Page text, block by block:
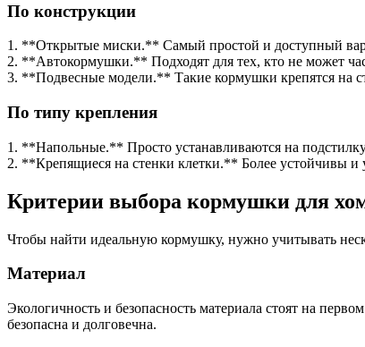
По конструкции
1. **Открытые миски.** Самый простой и доступный
2. **Автокормушки.** Подходят для тех, кто не может
3. **Подвесные модели.** Такие кормушки крепятся на
По типу крепления
1. **Напольные.** Просто устанавливаются на
2. **Крепящиеся на стенки клетки.** Более устойчивы и
Критерии выбора кормушки для
Чтобы найти идеальную кормушку, нужно учитывать
Материал
Экологичность и безопасность материала стоят на
безопасна и долговечна.